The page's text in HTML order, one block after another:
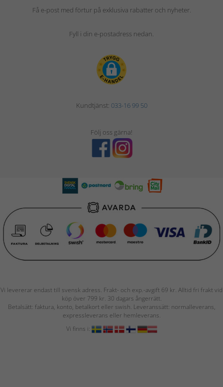
Få e-post med förtur på exklusiva rabatter och nyheter.
Fyll i din e-postadress nedan.
Kundtjänst: 033-16 99 50
Följ oss gärna!
Vi levererar endast till svensk adress. Frakt- och exp.-avgift 69 kr. Alltid fri frakt vid
köp över 799 kr. 30 dagars ångerrätt.
Betalsätt: faktura, konto, betalkort eller swish. Leveranssätt: normalleverans,
expressleverans eller hemleverans.
Vi finns i: